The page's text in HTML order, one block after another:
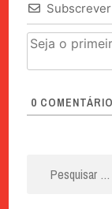
Subscrever
0